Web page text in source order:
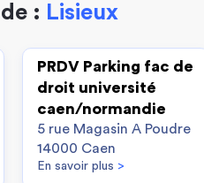
: Lisieux
PRDV Parking fac de
droit université
caen/normandie
5 rue Magasin A Poudre
14000 Caen
En savoir plus >